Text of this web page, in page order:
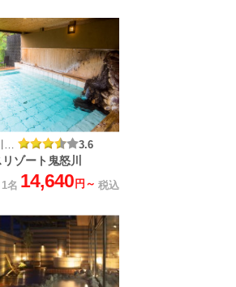
栃木県 鬼怒川温泉 3.6
ゾート鬼怒川
1名 14,640 円～ 税込